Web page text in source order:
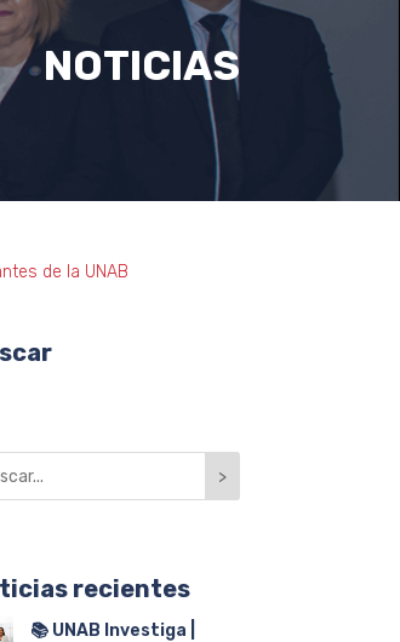
NOTICIAS
de la UNAB
>
recientes
📚 UNAB Investiga |